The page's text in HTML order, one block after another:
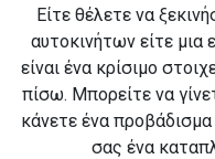
Είτε θέλετε να
αυτοκινήτων είτε μια
είναι ένα κρίσιμο
πίσω. Μπορείτε να
κάνετε ένα
σας ένα